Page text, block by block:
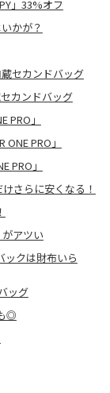
」33%オフ
かが？
セカンドバッグ
カンドバッグ
PRO」
PRO」
PRO」
さらに安くなる！
アツい
ックは財布いら
ッグ
◎